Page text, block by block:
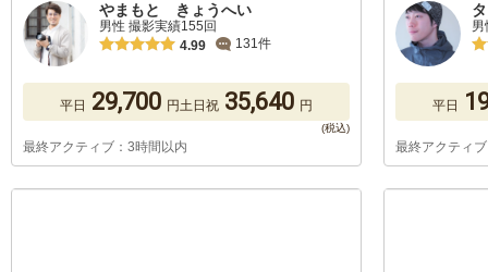
やまもと きょうへい
男性 撮影実績155回
4.99
131件
平日 29,700 円土日祝 35,640 円
最終アクティブ：3時間以内
平日
最終アクティ